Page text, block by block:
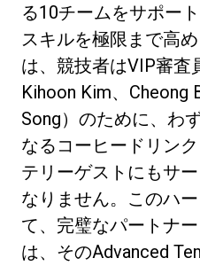
る10チームをサポー
スキルを極限まで高
は、競技者はVIP審査
Kihoon Kim、Cheong
Song）のために、わ
なるコーヒードリン
テリーゲストにもサ
なりません。このハ
て、​​完璧なパートナ
は、そのAdvanced
お問い合わせ
プライバシーポリシー